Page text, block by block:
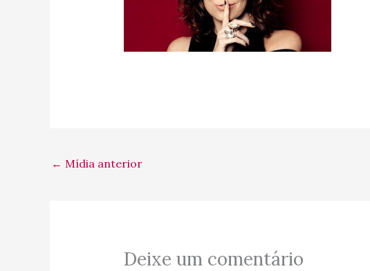
← Mídia anterior
Deixe um comentário